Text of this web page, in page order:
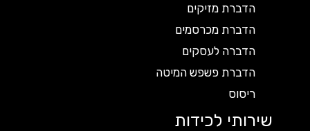
הדברת מזיקים
הדברת מכרסמים
הדברה לעסקים
הדברת פשפש המיטה
ריסוס
שירותי לכידות